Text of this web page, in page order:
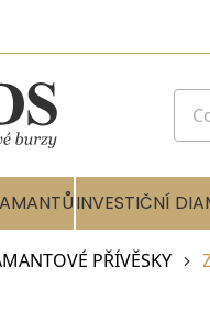
INVESTIČNÍ
PŘÍVĚSKY